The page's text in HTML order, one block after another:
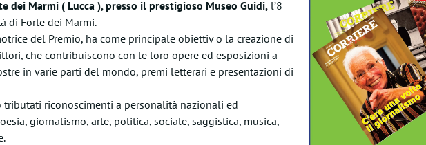
dei Marmi ( Lucca ), presso il prestigioso Museo Guidi,l’8
di Forte dei Marmi.
del Premio, ha come principale obiettivo la creazione di
che contribuiscono con le loro opere ed esposizioni a
in varie parti del mondo, premi letterari e presentazioni di
riconoscimenti a personalità nazionali ed
giornalismo, arte, politica, sociale, saggistica, musica,